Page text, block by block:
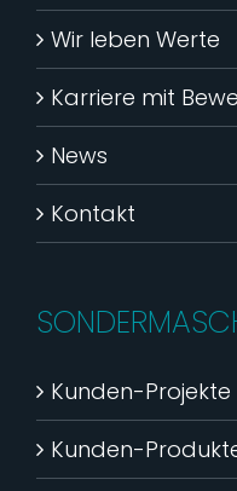
Wir leben Werte
Karriere mit
News
Kontakt
Kunden-Projekte
Kunden-